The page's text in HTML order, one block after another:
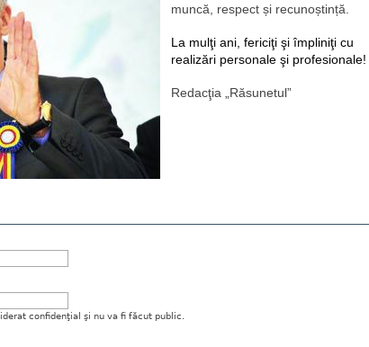
muncă, respect și recunoștință.
La mulţi ani, fericiţi şi împliniţi cu
realizări personale şi profesionale!
Redacţia „Răsunetul”
confidenţial şi nu va fi făcut public.